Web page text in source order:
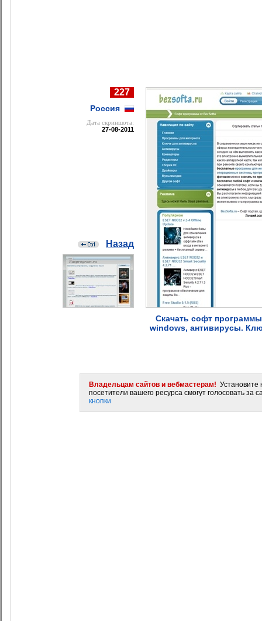
227
Россия
Дата cкриншота:
27-08-2011
Назад
Скачать софт
windows, антивирусы.
Владельцам сайтов и вебмастерам! Установите
посетители вашего ресурса смогут голосовать за
кнопки